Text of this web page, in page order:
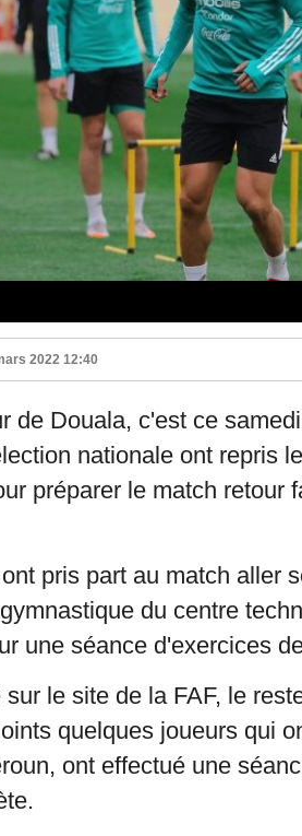
2022 12:40
de Douala, c'est ce
nationale ont repris
préparer le match retour
pris part au match aller
du centre
une séance d'exercices
le site de la FAF, le
quelques joueurs qui
ont effectué une